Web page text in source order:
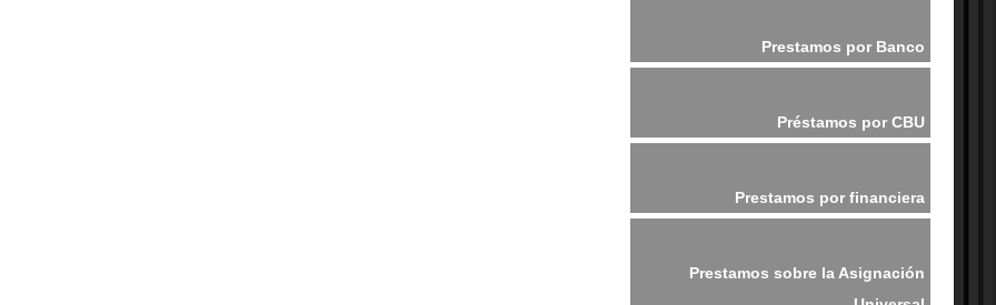
Prestamos por Banco
Préstamos por CBU
Prestamos por financiera
Prestamos sobre la Asignación